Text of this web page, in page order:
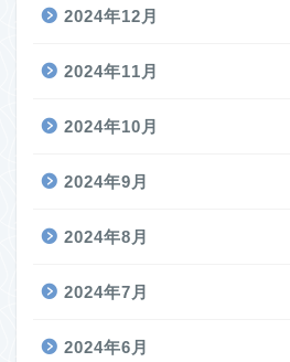
2024年12月
2024年11月
2024年10月
2024年9月
2024年8月
2024年7月
2024年6月